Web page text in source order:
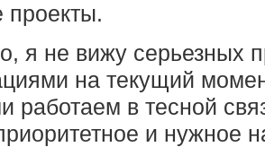
проекты.
я не вижу серьезных
на текущий
работаем в тесной
и нужное